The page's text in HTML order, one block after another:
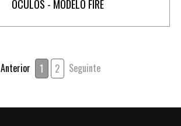
ÓCULOS - MODELO FIRE
Anterior 1 2 Seguinte